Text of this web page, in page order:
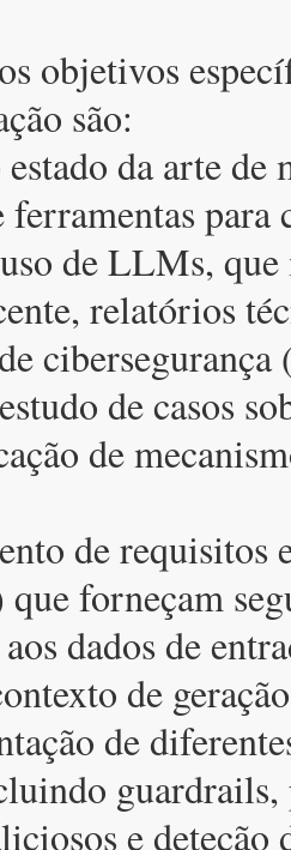
objetivos
são:
da arte de
ferramentas para
de LLMs,
relatórios
de casos
de
de requisitos
forneçam
dados de
de
de
e deteção